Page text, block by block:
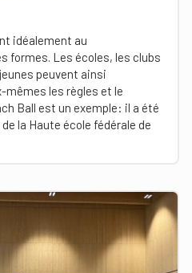
idéalement au
formes. Les écoles, les clubs
peuvent ainsi
les règles et le
Ball est un exemple: il a été
la Haute école fédérale de